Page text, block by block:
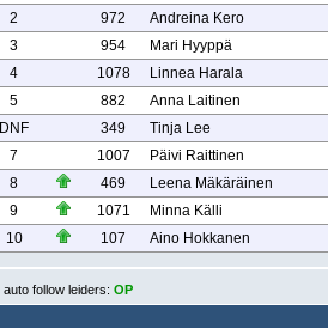
2
972
Andreina Kero
3
954
Mari Hyyppä
4
1078
Linnea Harala
5
882
Anna Laitinen
DNF
349
Tinja Lee
7
1007
Päivi Raittinen
8
469
Leena Mäkäräinen
9
1071
Minna Källi
10
107 Aino Hokkanen
auto follow leiders: OP